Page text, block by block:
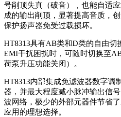
号削顶失真（破音），也能自适
成的输出削顶，显著提高音质，
保护扬声器免受过载损坏。
HT8313具有AB类和D类的自由切
EMI干扰困扰时，可随时切换至
荷泵升压功能关闭）。
HT8313内部集成免滤波器数字调
器，并最大程度减小脉冲输出信
波网络，极少的外部元器件节省
应用的理想选择。